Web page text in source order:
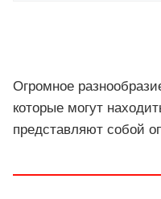
Огромное
которые могут
представляют собой